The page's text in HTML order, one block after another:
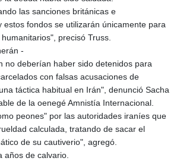
las sanciones británicas e
estos fondos se utilizarán únicamente para
precisó Truss.
-
no deberían haber sido detenidos para
con falsas acusaciones de
táctica habitual en Irán", denunció Sacha
de la oenegé Amnistía Internacional.
peones" por las autoridades iraníes que
calculada, tratando de sacar el
de su cautiverio", agregó.
años de calvario.